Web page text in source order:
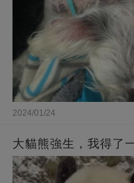
2024/01/24
大貓熊強生，我得了